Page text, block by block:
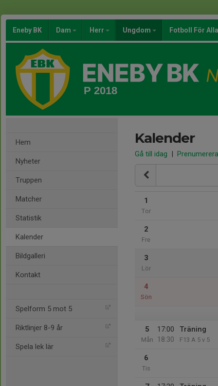
Eneby BK Dam Herr Ungdom Fotboll För Alla
P 2018
Hem
Nyheter
Truppen
Matcher
Statistik
Kalender
Bildgalleri
Kontakt
Spelform 5 mot 5
Riktlinjer 8-9 år
Spela lek lär
Kalender
Gå till idag | Prenumerera
1
Tor
2
Fre
3
Lör
4
Sön
5
Mån
17:00
18:30
Träning
F13 A 5 v 5
6
Tis